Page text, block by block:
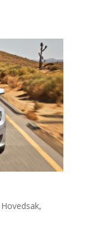
Hovedsak,